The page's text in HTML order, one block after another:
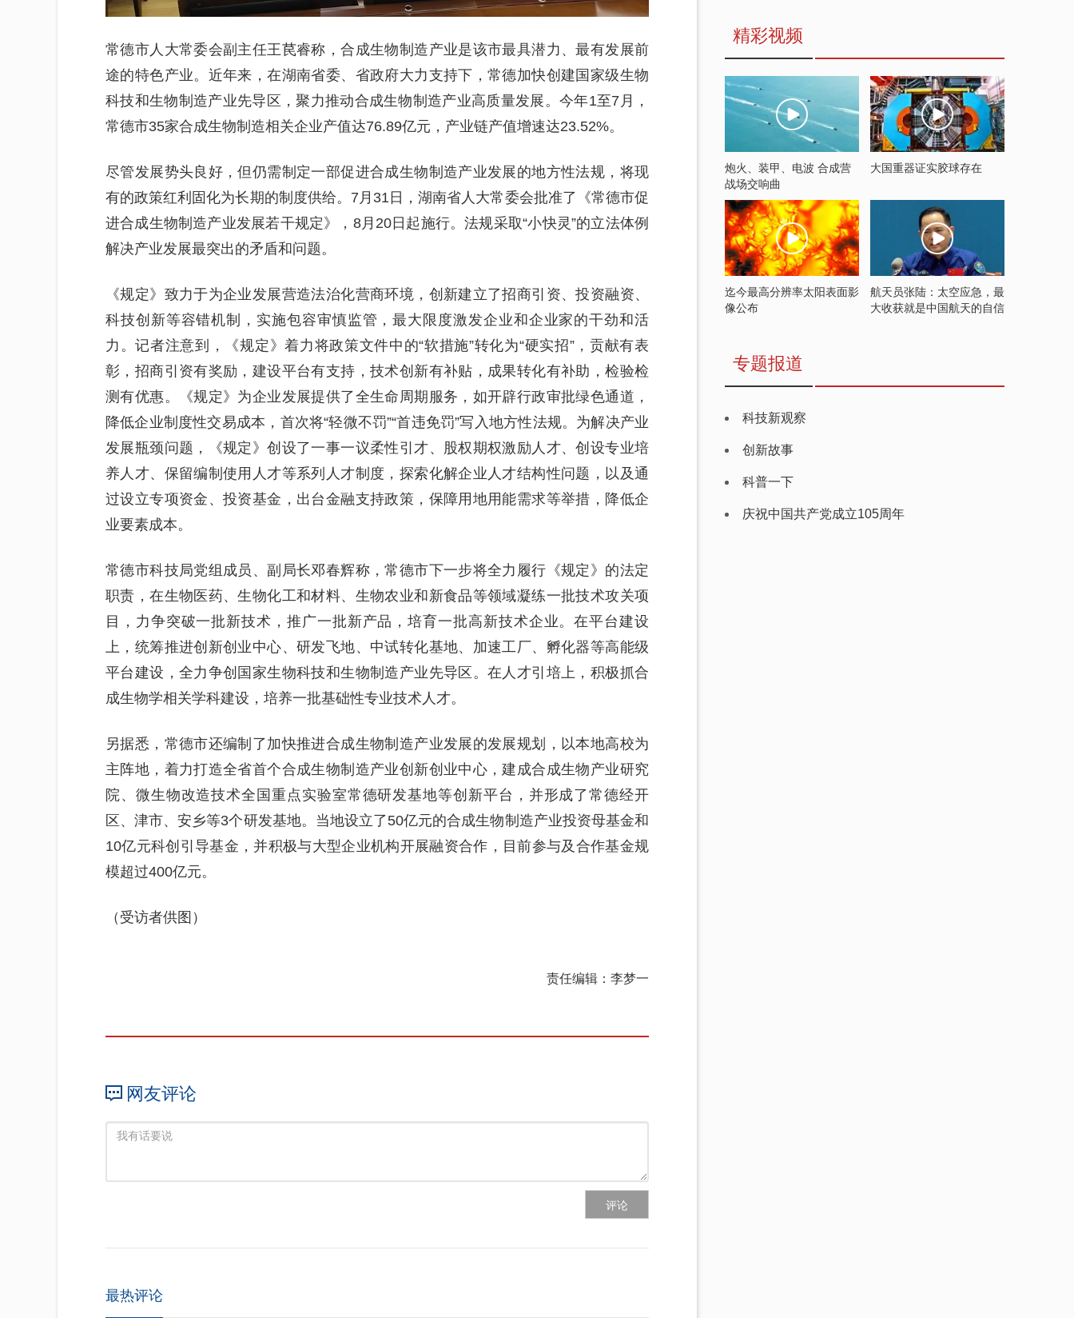
常德市人大常委会副主任王苠睿称，合成生物制造产业是该市最具潜力、最有发展前
途的特色产业。近年来，在湖南省委、省政府大力支持下，常德加快创建国家级生物
科技和生物制造产业先导区，聚力推动合成生物制造产业高质量发展。今年1至7月，
常德市35家合成生物制造相关企业产值达76.89亿元，产业链产值增速达23.52%。
尽管发展势头良好，但仍需制定一部促进合成生物制造产业发展的地方性法规，将现
有的政策红利固化为长期的制度供给。7月31日，湖南省人大常委会批准了《常德市促
进合成生物制造产业发展若干规定》，8月20日起施行。法规采取“小快灵”的立法体例
解决产业发展最突出的矛盾和问题。
《规定》致力于为企业发展营造法治化营商环境，创新建立了招商引资、投资融资、
科技创新等容错机制，实施包容审慎监管，最大限度激发企业和企业家的干劲和活
力。记者注意到，《规定》着力将政策文件中的“软措施”转化为“硬实招”，贡献有表
彰，招商引资有奖励，建设平台有支持，技术创新有补贴，成果转化有补助，检验检
测有优惠。《规定》为企业发展提供了全生命周期服务，如开辟行政审批绿色通道，
降低企业制度性交易成本，首次将“轻微不罚”“首违免罚”写入地方性法规。为解决产业
发展瓶颈问题，《规定》创设了一事一议柔性引才、股权期权激励人才、创设专业培
养人才、保留编制使用人才等系列人才制度，探索化解企业人才结构性问题，以及通
过设立专项资金、投资基金，出台金融支持政策，保障用地用能需求等举措，降低企
业要素成本。
常德市科技局党组成员、副局长邓春辉称，常德市下一步将全力履行《规定》的法定
职责，在生物医药、生物化工和材料、生物农业和新食品等领域凝练一批技术攻关项
目，力争突破一批新技术，推广一批新产品，培育一批高新技术企业。在平台建设
上，统筹推进创新创业中心、研发飞地、中试转化基地、加速工厂、孵化器等高能级
平台建设，全力争创国家生物科技和生物制造产业先导区。在人才引培上，积极抓合
成生物学相关学科建设，培养一批基础性专业技术人才。
另据悉，常德市还编制了加快推进合成生物制造产业发展的发展规划，以本地高校为
主阵地，着力打造全省首个合成生物制造产业创新创业中心，建成合成生物产业研究
院、微生物改造技术全国重点实验室常德研发基地等创新平台，并形成了常德经开
区、津市、安乡等3个研发基地。当地设立了50亿元的合成生物制造产业投资母基金和
10亿元科创引导基金，并积极与大型企业机构开展融资合作，目前参与及合作基金规
模超过400亿元。
（受访者供图）
责任编辑：李梦一
网友评论
评论
最热评论
精彩视频
炮火、装甲、电波 合成营
战场交响曲
大国重器证实胶球存在
迄今最高分辨率太阳表面影
像公布
航天员张陆：太空应急，最
大收获就是中国航天的自信
专题报道
科技新观察
创新故事
科普一下
庆祝中国共产党成立105周年